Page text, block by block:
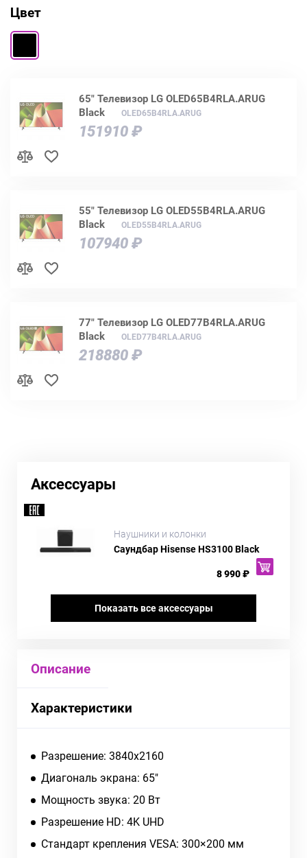
Цвет
65" Телевизор LG OLED65B4RLA.ARUG
Black
OLED65B4RLA.ARUG
151910 ₽
55" Телевизор LG OLED55B4RLA.ARUG
Black
OLED55B4RLA.ARUG
107940 ₽
77" Телевизор LG OLED77B4RLA.ARUG
Black
OLED77B4RLA.ARUG
218880 ₽
Аксессуары
Наушники и колонки
Саундбар Hisense HS3100 Black
8 990 ₽
Показать все аксессуары
Описание
Характеристики
Разрешение: 3840x2160
Диагональ экрана: 65"
Мощность звука: 20 Вт
Разрешение HD: 4K UHD
Стандарт крепления VESA: 300×200 мм